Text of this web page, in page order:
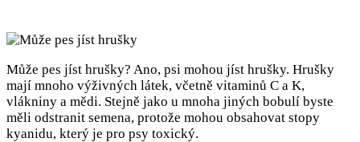
Může pes jíst hrušky? Ano, psi mohou jíst hrušky. Hrušky
mají mnoho výživných látek, včetně vitaminů C a K,
vlákniny a mědi. Stejně jako u mnoha jiných bobulí byste
měli odstranit semena, protože mohou obsahovat stopy
kyanidu, který je pro psy toxický.